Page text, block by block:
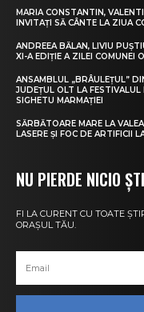
MARIA CONSTANTIN,
INVITAȚI SĂ CÂNTE LA ZIUA
ANDREEA BĂLAN, LIVIU
XI-A EDIȚIE A ZILEI COMUNEI
ANSAMBLUL „BRÂULEȚUL”
JUDEȚUL OLT LA
SIGHETU MARMAȚIEI
SĂRBĂTOARE MARE LA
LASERE ȘI FOC DE ARTIFICII
NU PIERDE NICIO
FI LA CURENT CU TOATE
ORAȘUL TĂU.